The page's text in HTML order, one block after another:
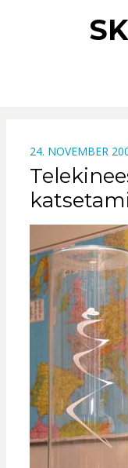
POSTED
ON
24. NOVEMBER